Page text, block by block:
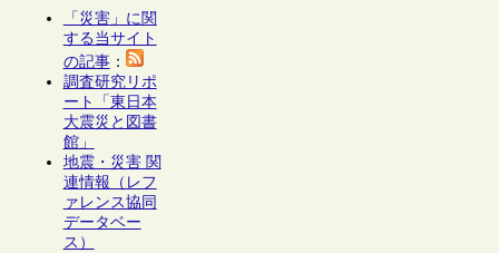
「災害」に関
する当サイト
の記事：
調査研究リポ
ート「東日本
大震災と図書
館」
地震・災害 関
連情報（レフ
ァレンス協同
データベー
ス）